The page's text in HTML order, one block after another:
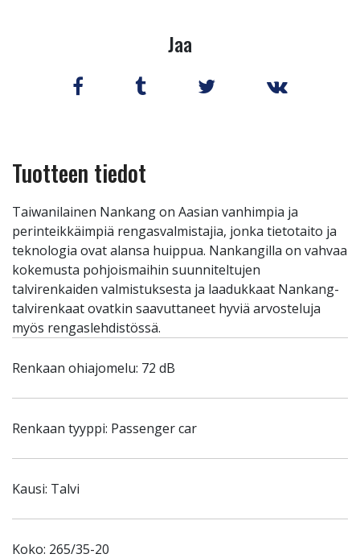
Jaa
Tuotteen tiedot
Taiwanilainen Nankang on Aasian vanhimpia ja
perinteikkäimpiä rengasvalmistajia, jonka tietotaito ja
teknologia ovat alansa huippua. Nankangilla on vahvaa
kokemusta pohjoismaihin suunniteltujen
talvirenkaiden valmistuksesta ja laadukkaat Nankang-
talvirenkaat ovatkin saavuttaneet hyviä arvosteluja
myös rengaslehdistössä.
Renkaan ohiajomelu: 72 dB
Renkaan tyyppi: Passenger car
Kausi: Talvi
Koko: 265/35-20